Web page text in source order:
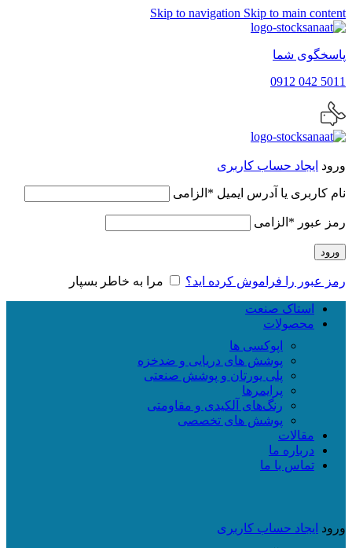
Skip to navigation Skip to main content
پاسخگوی شما
5011 042 0912
ورود ایجاد حساب کاربری
نام کاربری یا آدرس ایمیل * الزامی
رمز عبور * الزامی
ورود
رمز عبور را فراموش کرده اید؟ مرا به خاطر بسپار
استاک صنعت
محصولات
اپوکسی ها
پوشش های دریایی و ضدخزه
پلی یورتان و پوشش صنعتی
پرایمرها
رنگ‌های آلکیدی و مقاومتی
پوشش های تخصصی
مقالات
درباره ما
تماس با ما
ورود ایجاد حساب کاربری